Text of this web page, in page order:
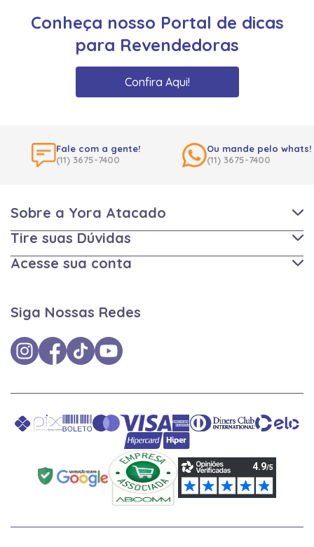
Conheça nosso Portal de dicas
para Revendedoras
Confira Aqui!
Fale com a gente!
(11) 3675-7400
Ou mande pelo whats!
(11) 3675-7400
Sobre a Yora Atacado
Tire suas Dúvidas
Acesse sua conta
Siga Nossas Redes